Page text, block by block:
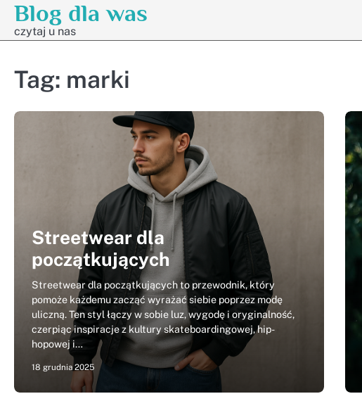
Skip
content
Blog dla was
czytaj u nas
Tag: marki
Streetwear dla
początkujących
Streetwear dla początkujących to przewodnik, który
pomoże każdemu zacząć wyrażać siebie poprzez modę
uliczną. Ten styl łączy w sobie luz, wygodę i oryginalność,
czerpiąc inspiracje z kultury skateboardingowej, hip-
hopowej i…
18 grudnia 2025